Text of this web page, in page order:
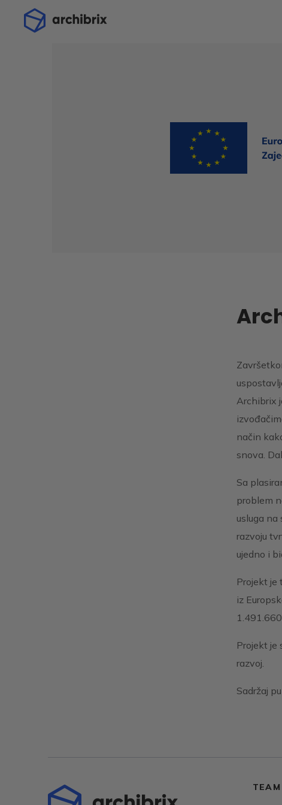
Archibrix
način
snova.
Sa
problem
usluga
razvoju
ujedno i
Projekt je
iz
Projekt je
razvoj.
Sadržaj
TEAM